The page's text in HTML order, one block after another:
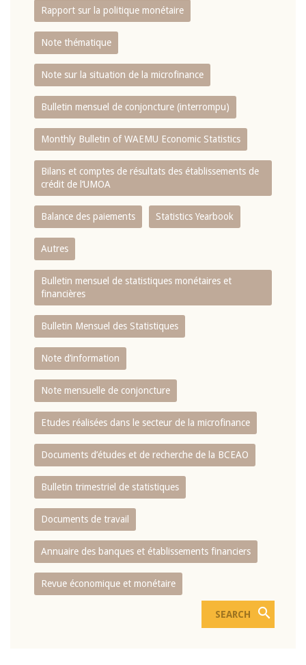
Rapport sur la politique monétaire
Note thématique
Note sur la situation de la microfinance
Bulletin mensuel de conjoncture (interrompu)
Monthly Bulletin of WAEMU Economic Statistics
Bilans et comptes de résultats des établissements de
crédit de l‘UMOA
Balance des paiements Statistics Yearbook
Autres
Bulletin mensuel de statistiques monétaires et
financières
Bulletin Mensuel des Statistiques
Note d’information
Note mensuelle de conjoncture
Etudes réalisées dans le secteur de la microfinance
Documents d’études et de recherche de la BCEAO
Bulletin trimestriel de statistiques
Documents de travail
Annuaire des banques et établissements financiers
Revue économique et monétaire